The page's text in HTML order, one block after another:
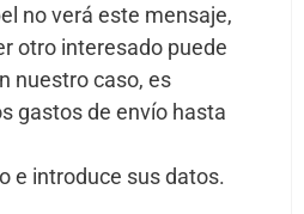
no verá este mensaje,
otro interesado puede
nuestro caso, es
gastos de envío hasta
e introduce sus datos.